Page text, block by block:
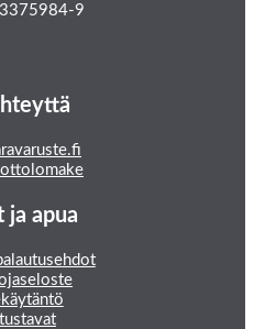
9
ja apua